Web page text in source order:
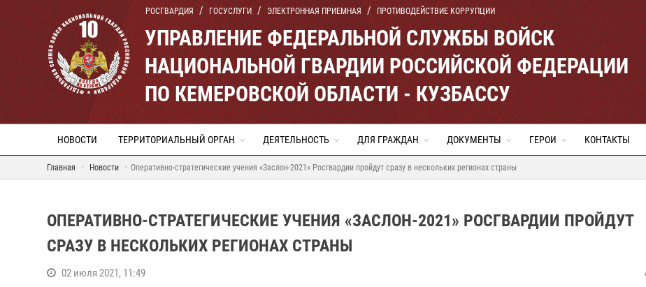
РОСГВАРДИЯ ГОСУСЛУГИ ЭЛЕКТРОННАЯ ПРИЕМНАЯ ПРОТИВОДЕЙСТВИЕ КОРРУПЦИИ
УПРАВЛЕНИЕ ФЕДЕРАЛЬНОЙ СЛУЖБЫ ВОЙСК
НАЦИОНАЛЬНОЙ ГВАРДИИ РОССИЙСКОЙ ФЕДЕРАЦИИ
ПО КЕМЕРОВСКОЙ ОБЛАСТИ - КУЗБАССУ
НОВОСТИ ТЕРРИТОРИАЛЬНЫЙ ОРГАН ДЕЯТЕЛЬНОСТЬ ДЛЯ ГРАЖДАН ДОКУМЕНТЫ ГЕРОИ КОНТАКТЫ
Главная Новости Оперативно-стратегические учения «Заслон-2021» Росгвардии пройдут сразу в нескольких регионах страны
ОПЕРАТИВНО-СТРАТЕГИЧЕСКИЕ УЧЕНИЯ «ЗАСЛОН-2021» РОСГВАРДИИ ПРОЙДУТ
СРАЗУ В НЕСКОЛЬКИХ РЕГИОНАХ СТРАНЫ
02 июля 2021, 11:49